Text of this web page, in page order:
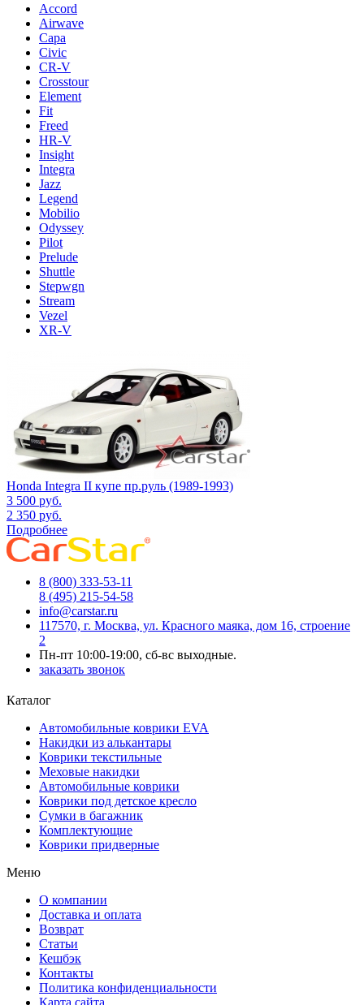
Accord
Airwave
Capa
Civic
CR-V
Crosstour
Element
Fit
Freed
HR-V
Insight
Integra
Jazz
Legend
Mobilio
Odyssey
Pilot
Prelude
Shuttle
Stepwgn
Stream
Vezel
XR-V
Honda Integra II купе пр.руль (1989-1993)
3 500 руб.
2 350 руб.
Подробнее
8 (800) 333-53-11
8 (495) 215-54-58
info@carstar.ru
117570, г. Москва, ул. Красного маяка, дом 16, строение
2
Пн-пт 10:00-19:00, сб-вс выходные.
заказать звонок
Каталог
Автомобильные коврики EVA
Накидки из алькантары
Коврики текстильные
Меховые накидки
Автомобильные коврики
Коврики под детское кресло
Сумки в багажник
Комплектующие
Коврики придверные
Меню
О компании
Доставка и оплата
Возврат
Статьи
Кешбэк
Контакты
Политика конфиденциальности
Карта сайта